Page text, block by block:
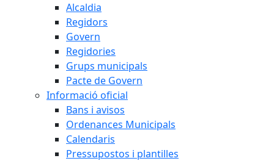
Alcaldia
Regidors
Govern
Regidories
Grups municipals
Pacte de Govern
Informació oficial
Bans i avisos
Ordenances Municipals
Calendaris
Pressupostos i plantilles